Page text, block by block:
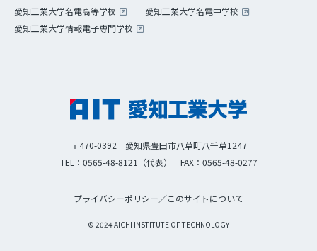
愛知工業大学名電高等学校
愛知工業大学名電中学校
愛知工業大学情報電子専門学校
〒470-0392 愛知県豊田市八草町八千草1247
TEL：0565-48-8121（代表）
FAX：0565-48-0277
プライバシーポリシー／このサイトについて
© 2024 AICHI INSTITUTE OF TECHNOLOGY